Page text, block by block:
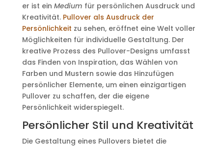
er ist ein Medium für persönlichen Ausdruck und
Kreativität. Pullover als Ausdruck der
Persönlichkeit zu sehen, eröffnet eine Welt voller
Möglichkeiten für individuelle Gestaltung. Der
kreative Prozess des Pullover-Designs umfasst
das Finden von Inspiration, das Wählen von
Farben und Mustern sowie das Hinzufügen
persönlicher Elemente, um einen einzigartigen
Pullover zu schaffen, der die eigene
Persönlichkeit widerspiegelt.
Persönlicher Stil und Kreativität
Die Gestaltung eines Pullovers bietet die